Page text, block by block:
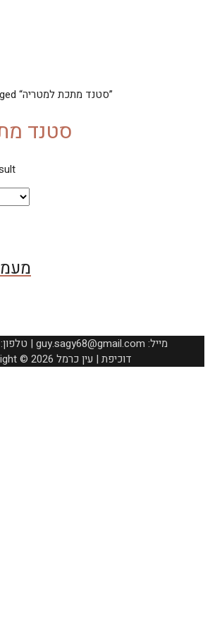
/ Products tagged “סטנד מתכת למטריה”
סטנד
050-4555462 :טלפון | guy.sagy68@gmail.com :מייל
Copyright © 2026 דוכיפת | עין כרמל